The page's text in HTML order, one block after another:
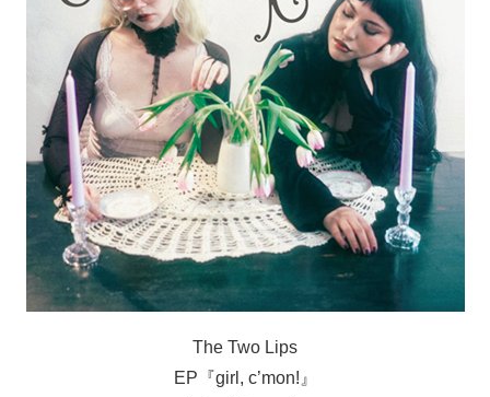
The Two Lips
EP『girl, c’mon!』